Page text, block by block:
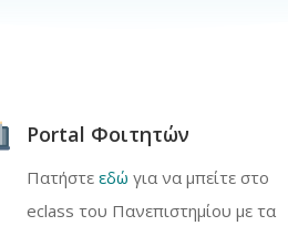
Portal Φοιτητών
Πατήστε εδώ για να μπείτε στο
eclass του Πανεπιστημίου με τα